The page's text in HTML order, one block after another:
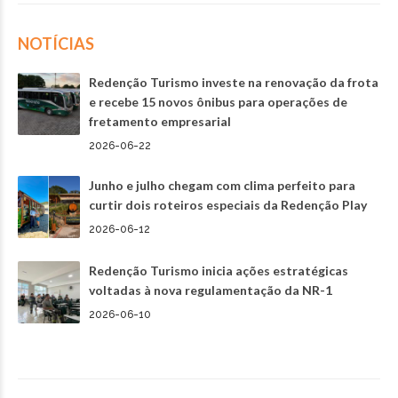
NOTÍCIAS
Redenção Turismo investe na renovação da frota
e recebe 15 novos ônibus para operações de
fretamento empresarial
2026-06-22
Junho e julho chegam com clima perfeito para
curtir dois roteiros especiais da Redenção Play
2026-06-12
Redenção Turismo inicia ações estratégicas
voltadas à nova regulamentação da NR-1
2026-06-10